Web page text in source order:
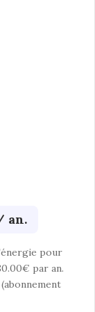
an.
pour
par an.